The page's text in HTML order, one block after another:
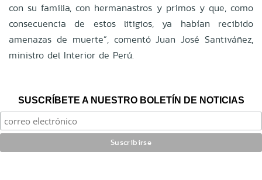
con su familia, con hermanastros y primos y que, como
consecuencia de estos litigios, ya habían recibido
amenazas de muerte”, comentó Juan José Santiváñez,
ministro del Interior de Perú.
SUSCRÍBETE A NUESTRO BOLETÍN DE NOTICIAS